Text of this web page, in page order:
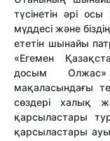
түсінетін әрі
мүддесі және
ететін шынайы
«Егемен
досым
мақаласындағы
сөздері халық
қарсыластары
қарсыластары